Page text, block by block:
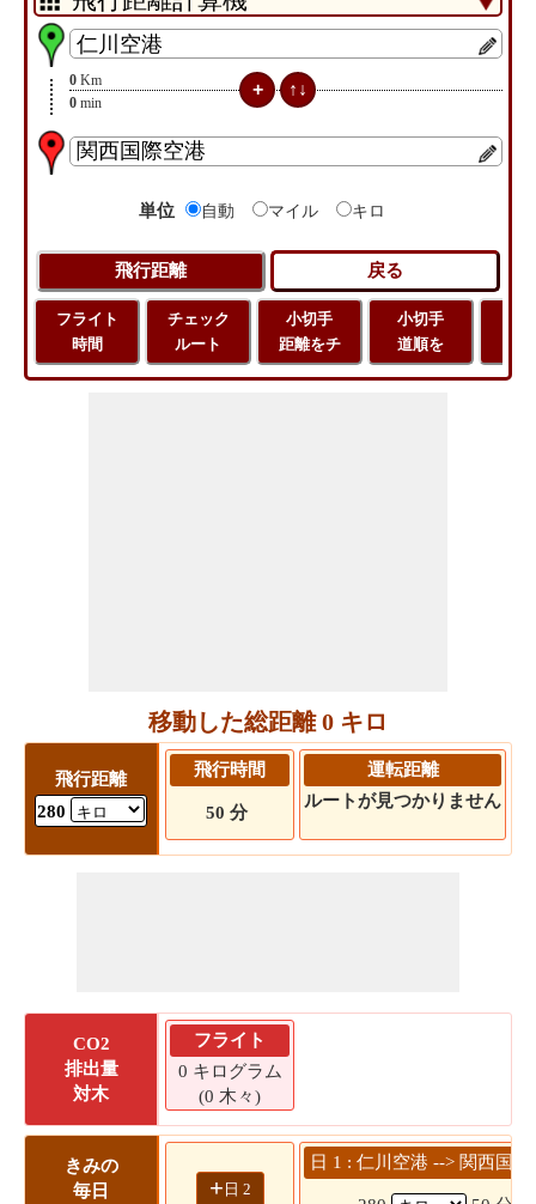
0 Km
0 min
単位 自動 マイル キロ
フライト
時間
チェック
ルート
小切手
距離をチ
小切手
道順を
移動した総距離 0 キロ
飛行距離
280
飛行時間
50 分
運転距離
ルートが見つかりません
CO2
排出量
対木
フライト
0 キログラム
(0 木々)
きみの
毎日
+ 日 2
日 1 : 仁川空港 --> 関西国際